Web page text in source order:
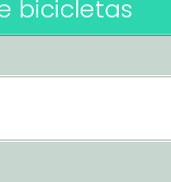
bicicletas